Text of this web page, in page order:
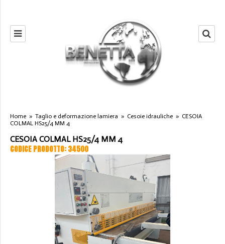
Home » Taglio e deformazione lamiera » Cesoie idrauliche » CESOIA
COLMAL HS25/4 MM 4
CESOIA COLMAL HS25/4 MM 4
CODICE PRODOTTO: 34500